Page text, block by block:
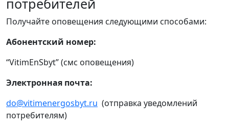
потребителей
Получайте оповещения следующими способами:
Абонентский номер:
“VitimEnSbyt” (смс оповещения)
Электронная почта:
do@vitimenergosbyt.ru (отправка уведомлений
потребителям)